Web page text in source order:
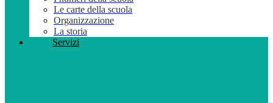
Le carte della scuola
Organizzazione
La storia
Servizi